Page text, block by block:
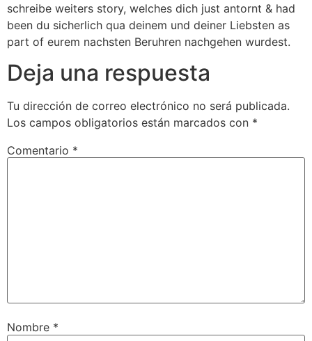
schreibe weiters story, welches dich just antornt & had
been du sicherlich qua deinem und deiner Liebsten as
part of eurem nachsten Beruhren nachgehen wurdest.
Deja una respuesta
Tu dirección de correo electrónico no será publicada.
Los campos obligatorios están marcados con *
Comentario *
Nombre *